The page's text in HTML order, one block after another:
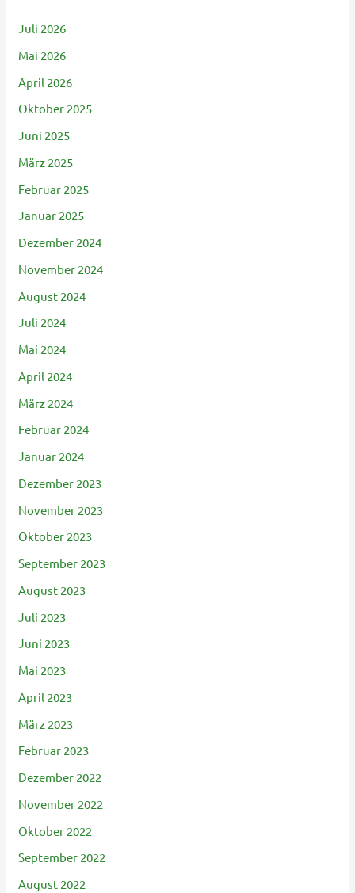
Juli 2026
Mai 2026
April 2026
Oktober 2025
Juni 2025
März 2025
Februar 2025
Januar 2025
Dezember 2024
November 2024
August 2024
Juli 2024
Mai 2024
April 2024
März 2024
Februar 2024
Januar 2024
Dezember 2023
November 2023
Oktober 2023
September 2023
August 2023
Juli 2023
Juni 2023
Mai 2023
April 2023
März 2023
Februar 2023
Dezember 2022
November 2022
Oktober 2022
September 2022
August 2022